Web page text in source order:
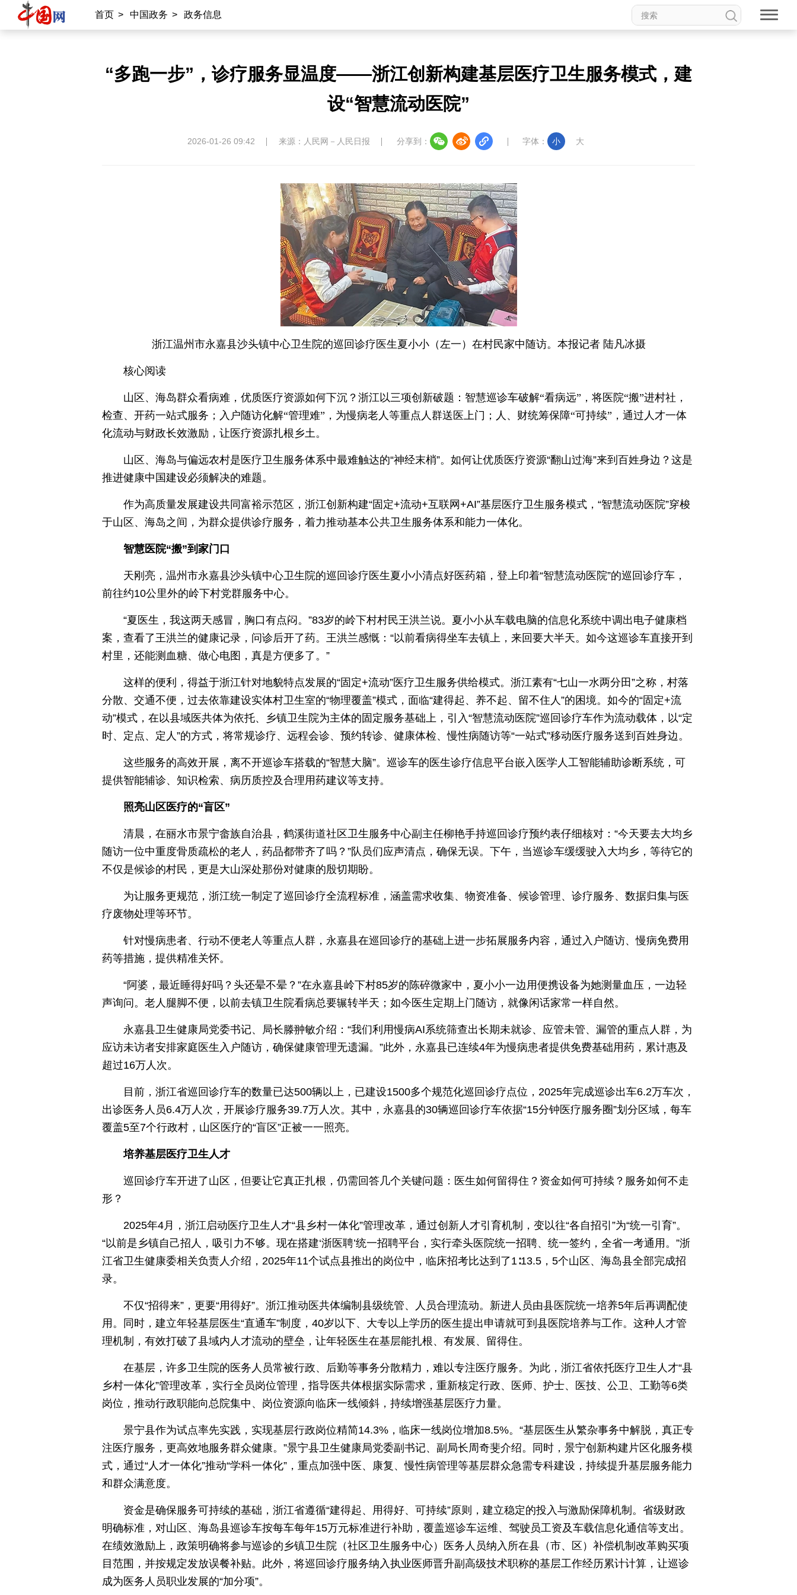
首页 > 中国政务 > 政务信息
“多跑一步”，诊疗服务显温度——浙江创新构建基层医疗卫生服务模式，建
设“智慧流动医院”
2026-01-26 09:42 来源：人民网－人民日报 分享到： 字体： 小 大
浙江温州市永嘉县沙头镇中心卫生院的巡回诊疗医生夏小小（左一）在村民家中随访。本报记者 陆凡冰摄
核心阅读
山区、海岛群众看病难，优质医疗资源如何下沉？浙江以三项创新破题：智慧巡诊车破解“看病远”，将医院“搬”进村社，
检查、开药一站式服务；入户随访化解“管理难”，为慢病老人等重点人群送医上门；人、财统筹保障“可持续”，通过人才一体
化流动与财政长效激励，让医疗资源扎根乡土。
山区、海岛与偏远农村是医疗卫生服务体系中最难触达的“神经末梢”。如何让优质医疗资源“翻山过海”来到百姓身边？这是
推进健康中国建设必须解决的难题。
作为高质量发展建设共同富裕示范区，浙江创新构建“固定+流动+互联网+AI”基层医疗卫生服务模式，“智慧流动医院”穿梭
于山区、海岛之间，为群众提供诊疗服务，着力推动基本公共卫生服务体系和能力一体化。
智慧医院“搬”到家门口
天刚亮，温州市永嘉县沙头镇中心卫生院的巡回诊疗医生夏小小清点好医药箱，登上印着“智慧流动医院”的巡回诊疗车，
前往约10公里外的岭下村党群服务中心。
“夏医生，我这两天感冒，胸口有点闷。”83岁的岭下村村民王洪兰说。夏小小从车载电脑的信息化系统中调出电子健康档
案，查看了王洪兰的健康记录，问诊后开了药。王洪兰感慨：“以前看病得坐车去镇上，来回要大半天。如今这巡诊车直接开到
村里，还能测血糖、做心电图，真是方便多了。”
这样的便利，得益于浙江针对地貌特点发展的“固定+流动”医疗卫生服务供给模式。浙江素有“七山一水两分田”之称，村落
分散、交通不便，过去依靠建设实体村卫生室的“物理覆盖”模式，面临“建得起、养不起、留不住人”的困境。如今的“固定+流
动”模式，在以县域医共体为依托、乡镇卫生院为主体的固定服务基础上，引入“智慧流动医院”巡回诊疗车作为流动载体，以“定
时、定点、定人”的方式，将常规诊疗、远程会诊、预约转诊、健康体检、慢性病随访等“一站式”移动医疗服务送到百姓身边。
这些服务的高效开展，离不开巡诊车搭载的“智慧大脑”。巡诊车的医生诊疗信息平台嵌入医学人工智能辅助诊断系统，可
提供智能辅诊、知识检索、病历质控及合理用药建议等支持。
照亮山区医疗的“盲区”
清晨，在丽水市景宁畲族自治县，鹤溪街道社区卫生服务中心副主任柳艳手持巡回诊疗预约表仔细核对：“今天要去大均乡
随访一位中重度骨质疏松的老人，药品都带齐了吗？”队员们应声清点，确保无误。下午，当巡诊车缓缓驶入大均乡，等待它的
不仅是候诊的村民，更是大山深处那份对健康的殷切期盼。
为让服务更规范，浙江统一制定了巡回诊疗全流程标准，涵盖需求收集、物资准备、候诊管理、诊疗服务、数据归集与医
疗废物处理等环节。
针对慢病患者、行动不便老人等重点人群，永嘉县在巡回诊疗的基础上进一步拓展服务内容，通过入户随访、慢病免费用
药等措施，提供精准关怀。
“阿婆，最近睡得好吗？头还晕不晕？”在永嘉县岭下村85岁的陈碎微家中，夏小小一边用便携设备为她测量血压，一边轻
声询问。老人腿脚不便，以前去镇卫生院看病总要辗转半天；如今医生定期上门随访，就像闲话家常一样自然。
永嘉县卫生健康局党委书记、局长滕翀敏介绍：“我们利用慢病AI系统筛查出长期未就诊、应管未管、漏管的重点人群，为
应访未访者安排家庭医生入户随访，确保健康管理无遗漏。”此外，永嘉县已连续4年为慢病患者提供免费基础用药，累计惠及
超过16万人次。
目前，浙江省巡回诊疗车的数量已达500辆以上，已建设1500多个规范化巡回诊疗点位，2025年完成巡诊出车6.2万车次，
出诊医务人员6.4万人次，开展诊疗服务39.7万人次。其中，永嘉县的30辆巡回诊疗车依据“15分钟医疗服务圈”划分区域，每车
覆盖5至7个行政村，山区医疗的“盲区”正被一一照亮。
培养基层医疗卫生人才
巡回诊疗车开进了山区，但要让它真正扎根，仍需回答几个关键问题：医生如何留得住？资金如何可持续？服务如何不走
形？
2025年4月，浙江启动医疗卫生人才“县乡村一体化”管理改革，通过创新人才引育机制，变以往“各自招引”为“统一引育”。
“以前是乡镇自己招人，吸引力不够。现在搭建‘浙医聘’统一招聘平台，实行牵头医院统一招聘、统一签约，全省一考通用。”浙
江省卫生健康委相关负责人介绍，2025年11个试点县推出的岗位中，临床招考比达到了1∶13.5，5个山区、海岛县全部完成招
录。
不仅“招得来”，更要“用得好”。浙江推动医共体编制县级统管、人员合理流动。新进人员由县医院统一培养5年后再调配使
用。同时，建立年轻基层医生“直通车”制度，40岁以下、大专以上学历的医生提出申请就可到县医院培养与工作。这种人才管
理机制，有效打破了县域内人才流动的壁垒，让年轻医生在基层能扎根、有发展、留得住。
在基层，许多卫生院的医务人员常被行政、后勤等事务分散精力，难以专注医疗服务。为此，浙江省依托医疗卫生人才“县
乡村一体化”管理改革，实行全员岗位管理，指导医共体根据实际需求，重新核定行政、医师、护士、医技、公卫、工勤等6类
岗位，推动行政职能向总院集中、岗位资源向临床一线倾斜，持续增强基层医疗力量。
景宁县作为试点率先实践，实现基层行政岗位精简14.3%，临床一线岗位增加8.5%。“基层医生从繁杂事务中解脱，真正专
注医疗服务，更高效地服务群众健康。”景宁县卫生健康局党委副书记、副局长周奇斐介绍。同时，景宁创新构建片区化服务模
式，通过“人才一体化”推动“学科一体化”，重点加强中医、康复、慢性病管理等基层群众急需专科建设，持续提升基层服务能力
和群众满意度。
资金是确保服务可持续的基础，浙江省遵循“建得起、用得好、可持续”原则，建立稳定的投入与激励保障机制。省级财政
明确标准，对山区、海岛县巡诊车按每车每年15万元标准进行补助，覆盖巡诊车运维、驾驶员工资及车载信息化通信等支出。
在绩效激励上，政策明确将参与巡诊的乡镇卫生院（社区卫生服务中心）医务人员纳入所在县（市、区）补偿机制改革购买项
目范围，并按规定发放误餐补贴。此外，将巡回诊疗服务纳入执业医师晋升副高级技术职称的基层工作经历累计计算，让巡诊
成为医务人员职业发展的“加分项”。